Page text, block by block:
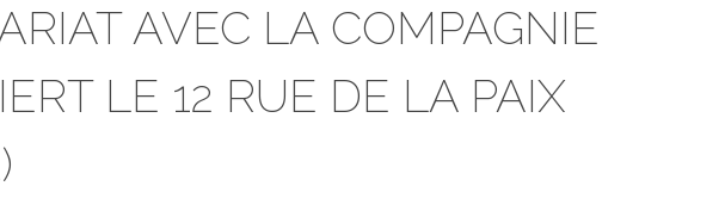
AVEC LA COMPAGNIE
LE 12 RUE DE LA PAIX